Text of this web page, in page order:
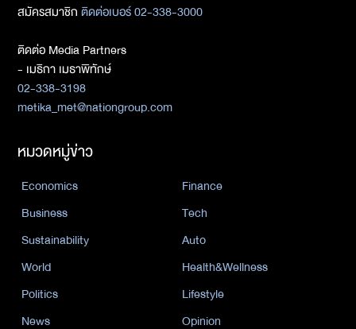
สมัครสมาชิกติดต่อเบอร์ 02-338-3000
ติดต่อ Media Partners
- เมธิกา เมธาพิทักษ์
02-338-3198
metika_met@nationgroup.com
หมวดหมู่ข่าว
Economics
Finance
Business
Tech
Sustainability
Auto
World
Health&Wellness
Politics
Lifestyle
News
Opinion